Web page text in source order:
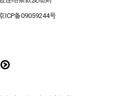
ICP备09059244号